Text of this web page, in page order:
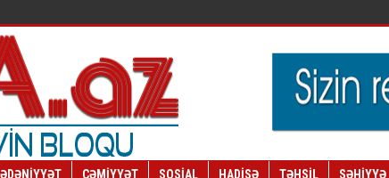
CƏMİYYƏT SOSİAL HADİSƏ TƏHSİL SƏHİYYƏ